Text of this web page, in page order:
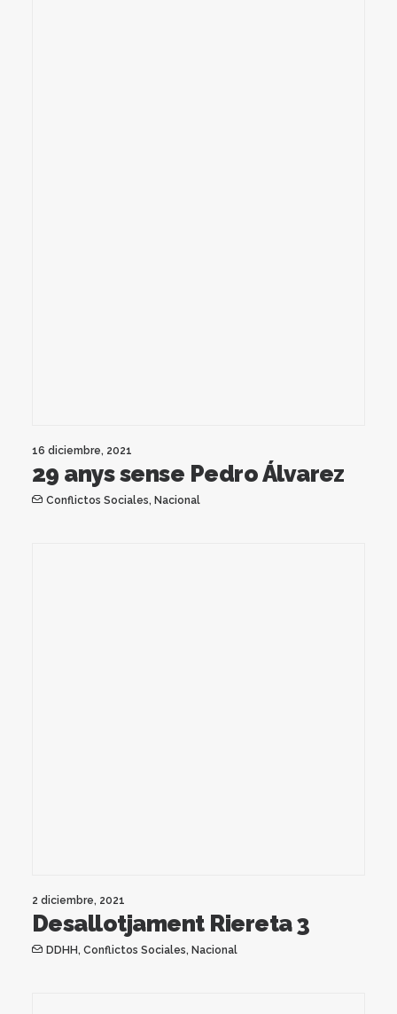
16 diciembre, 2021
29 anys sense Pedro Álvarez
Conflictos Sociales, Nacional
2 diciembre, 2021
Desallotjament Riereta 3
DDHH, Conflictos Sociales, Nacional